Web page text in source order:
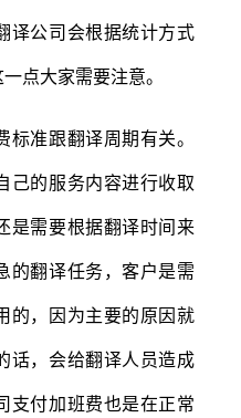
译公司会根据统计方式
点大家需要注意。
准跟翻译周期有关。
己的服务内容进行收取
是需要根据翻译时间来
的翻译任务，客户是需
的，因为主要的原因就
话，会给翻译人员造成
支付加班费也是在正常